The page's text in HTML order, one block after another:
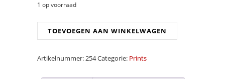
1 op voorraad
Zilveren
Schijnpluimpje
art
TOEVOEGEN AAN WINKELWAGEN
Artikelnummer:254Categorie: Prints